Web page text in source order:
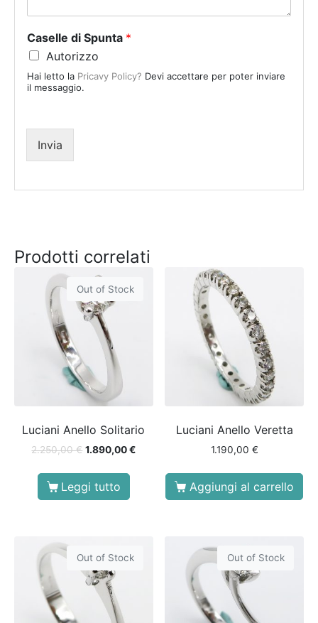
t
e
s
+
Caselle di Spunta *
Autorizzo
Hai letto la Pricavy Policy? Devi accettare per poter inviare
il messaggio.
Invia
Prodotti correlati
Out of Stock
Luciani Anello Solitario
2.250,00€ 1.890,00€
Leggi tutto
Luciani Anello Veretta
1.190,00 €
Aggiungi al carrello
Out of Stock Out of Stock